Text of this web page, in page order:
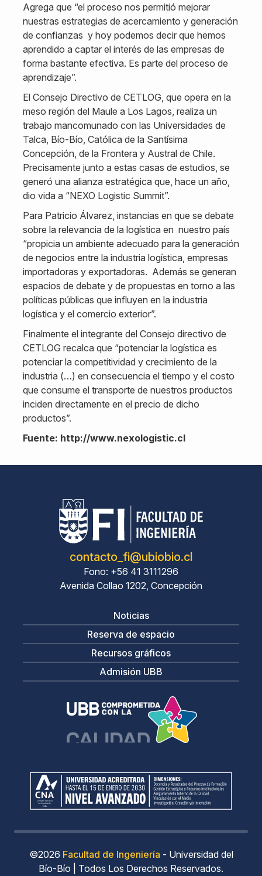
Agrega que “el proceso nos permitió mejorar
nuestras estrategias de acercamiento y generación
de confianzas y hoy podemos decir que hemos
aprendido a captar el interés de las empresas de
forma bastante efectiva. Es parte del proceso de
aprendizaje”.
El Consejo Directivo de CETLOG, que opera en la
meso región del Maule a Los Lagos, realiza un
trabajo mancomunado con las Universidades de
Talca, Bío-Bío, Católica de la Santísima
Concepción, de la Frontera y Austral de Chile.
Precisamente junto a estas casas de estudios, se
generó una alianza estratégica que, hace un año,
dio vida a “NEXO Logistic Summit”.
Para Patricio Álvarez, instancias en que se debate
sobre la relevancia de la logística en nuestro país
“propicia un ambiente adecuado para la generación
de negocios entre la industria logística, empresas
importadoras y exportadoras. Además se generan
espacios de debate y de propuestas en torno a las
políticas públicas que influyen en la industria
logística y el comercio exterior”.
Finalmente el integrante del Consejo directivo de
CETLOG recalca que “potenciar la logística es
potenciar la competitividad y crecimiento de la
industria (…) en consecuencia el tiempo y el costo
que consume el transporte de nuestros productos
inciden directamente en el precio de dicho
productos”.
Fuente: http://www.nexologistic.cl
contacto_fi@ubiobio.cl
Fono: +56 41 3111296
Avenida Collao 1202, Concepción
Noticias
Reserva de espacio
Recursos gráficos
Admisión UBB
©2026 Facultad de Ingeniería - Universidad del
Bío-Bío | Todos Los Derechos Reservados.